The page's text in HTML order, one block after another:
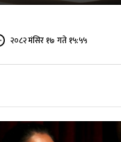
२०८२ मंसिर १७ गते १५:५५